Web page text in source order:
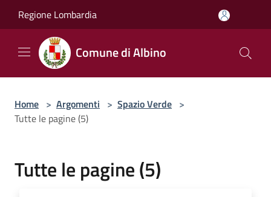
Regione Lombardia
Comune di Albino
Home > Argomenti > Spazio Verde >
Tutte le pagine (5)
Tutte le pagine (5)